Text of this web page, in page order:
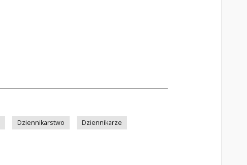
Dziennikarstwo Dziennikarze